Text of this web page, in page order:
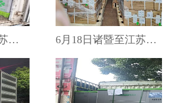
7月5日诸暨至江苏省镇江··· 6月18日诸暨至江苏省镇···